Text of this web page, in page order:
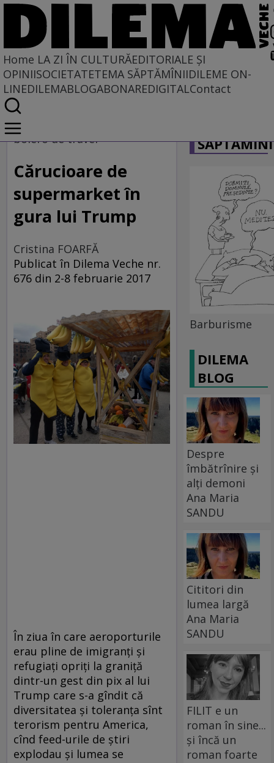
Home LA ZI ÎN CULTURĂEDITORIALE ȘI
OPINIISOCIETATETEMA SĂPTĂMÎNIIDILEME ON-
LINEDILEMABLOGABONAREDIGITALContact
Home
La zi în cultură
bolero de travel
Cărucioare de
supermarket în
gura lui Trump
Cristina FOARFĂ
Publicat în Dilema Veche nr.
676 din 2-8 februarie 2017
În ziua în care aeroporturile
erau pline de imigranți și
refugiați opriți la graniță
dintr-un gest din pix al lui
Trump care s-a gîndit că
diversitatea și toleranța sînt
terorism pentru America,
cînd feed-urile de știri
explodau și lumea se
Barburisme
DILEMA
BLOG
Despre
îmbătrînire și
alți demoni
Ana Maria
SANDU
Cititori din
lumea largă
Ana Maria
SANDU
FILIT e un
roman în sine...
și încă un
roman foarte